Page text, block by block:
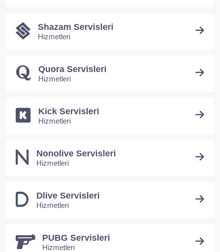
Shazam Servisleri
Hizmetleri
Quora Servisleri
Hizmetleri
Kick Servisleri
Hizmetleri
Nonolive Servisleri
Hizmetleri
Dlive Servisleri
Hizmetleri
PUBG Servisleri
Hizmetleri